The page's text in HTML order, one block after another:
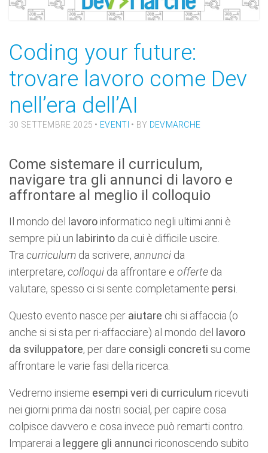
Coding your future:
trovare lavoro come Dev
nell’era dell’AI
30 SETTEMBRE 2025 • EVENTI • BY DEVMARCHE
Come sistemare il curriculum,
navigare tra gli annunci di lavoro e
affrontare al meglio il colloquio
Il mondo del lavoro informatico negli ultimi anni è
sempre più un labirinto da cui è difficile uscire.
Tra curriculum da scrivere, annunci da
interpretare, colloqui da affrontare e offerte da
valutare, spesso ci si sente completamente persi
Questo evento nasce per aiutare chi si affaccia (o
anche si si sta per ri-affacciare) al mondo del
lavoro
da sviluppatore, per dare consigli concreti su come
affrontare le varie fasi della ricerca.
Vedremo insieme esempi veri di curriculum ricevuti
nei giorni prima dai nostri social, per capire cosa
colpisce davvero e cosa invece può remarti contro.
Imparerai a leggere gli annunci riconoscendo subito